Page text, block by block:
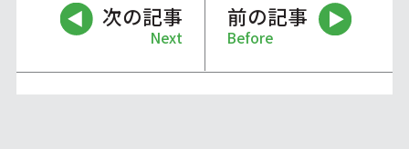
次の記事
Next
前の記事
Before